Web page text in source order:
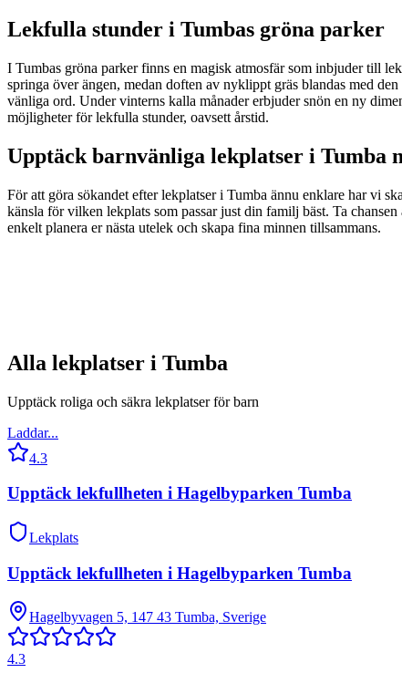
Lekfulla stunder i Tumbas gröna parker
I Tumbas gröna parker finns en magisk atmosfär som inbjuder till
springa över ängen, medan doften av nyklippt gräs blandas med
vänliga ord. Under vinterns kalla månader erbjuder snön en ny
möjligheter för lekfulla stunder, oavsett årstid.
Upptäck barnvänliga lekplatser i Tumba
För att göra sökandet efter lekplatser i Tumba ännu enklare har vi
känsla för vilken lekplats som passar just din familj bäst. Ta
enkelt planera er nästa utelek och skapa fina minnen tillsammans.
Alla lekplatser i Tumba
Upptäck roliga och säkra lekplatser för barn
Laddar...
4.3
Upptäck lekfullheten i Hagelbyparken Tumba
Lekplats
Upptäck lekfullheten i Hagelbyparken Tumba
Hagelbyvagen 5, 147 43 Tumba, Sverige
4.3